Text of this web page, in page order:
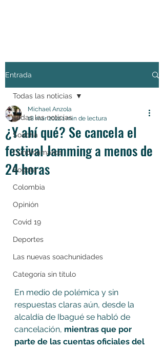
Entrada
Todas las noticias
Soacha
Cundinamarca
Bogotá
Colombia
Opinión
Covid 19
Deportes
Las nuevas soachunidades
Categoría sin título
Todas las noticias
¿Y ahí qué? Se cancela el
festival Jamming a menos de
24 horas
Michael Anzola
18 mar 20221 min de lectura
En medio de polémica y sin
respuestas claras aún, desde la
alcaldía de Ibagué se habló de
cancelación, mientras que por
parte de las cuentas oficiales del